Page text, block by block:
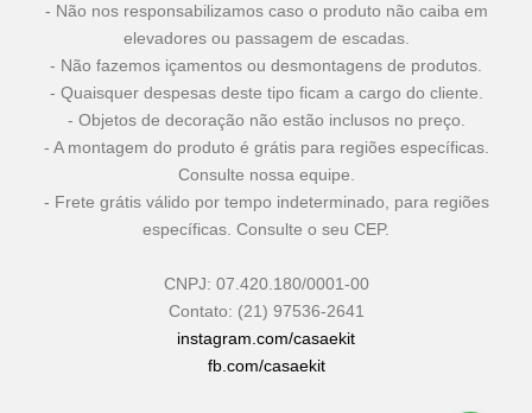
- Não nos responsabilizamos caso o produto não caiba em
elevadores ou passagem de escadas.
- Não fazemos içamentos ou desmontagens de produtos.
- Quaisquer despesas deste tipo ficam a cargo do cliente.
- Objetos de decoração não estão inclusos no preço.
- A montagem do produto é grátis para regiões específicas.
Consulte nossa equipe.
- Frete grátis válido por tempo indeterminado, para regiões
específicas. Consulte o seu CEP.
CNPJ: 07.420.180/0001-00
Contato: (21) 97536-2641
instagram.com/casaekit
fb.com/casaekit